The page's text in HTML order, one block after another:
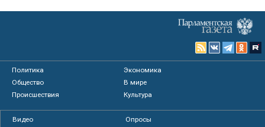
Политика
Экономика
Общество
В мире
Происшествия
Культура
Видео
Опросы